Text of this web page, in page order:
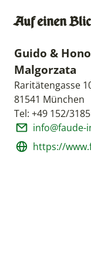
Auf einen
Guido &
Malgorzata
Raritätengasse
81541 München
Tel: +49 152/
https://